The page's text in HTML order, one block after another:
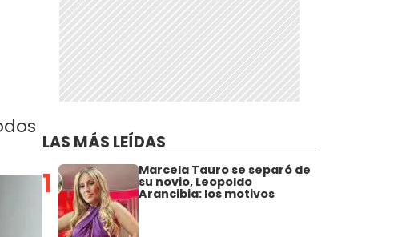
LAS MÁS LEÍDAS
1 Marcela Tauro se separó de
su novio, Leopoldo
Arancibia: los motivos